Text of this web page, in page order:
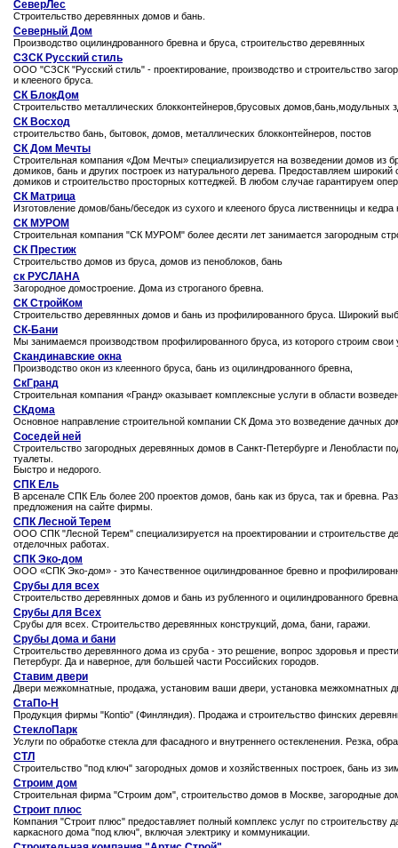
СеверЛес
Строительство деревянных домов и бань.
Северный Дом
Производство оцилиндрованного бревна и бруса, строительство деревянных
СЗСК Русский стиль
ООО "СЗСК "Русский стиль" - проектирование, производство и строительство
и клееного бруса.
СК БлокДом
Строительство металлических блокконтейнеров,брусовых домов,бань,модульных
СК Восход
строительство бань, бытовок, домов, металлических блокконтейнеров, постов
СК Дом Мечты
Строительная компания «Дом Мечты» специализируется на возведении домов
домиков, бань и других построек из натурального дерева. Предоставляем
домиков и строительство просторных коттеджей. В любом случае гарантируем
СК Матрица
Изготовление домов/бань/беседок из сухого и клееного бруса лиственницы и
СК МУРОМ
Строительная компания "СК МУРОМ" более десяти лет занимается загородным
СК Престиж
Строительство домов из бруса, домов из пеноблоков, бань
ск РУСЛАНА
Загородное домостроение. Дома из строганого бревна.
СК СтройКом
Строительство деревянных домов и бань из профилированного бруса. Широкий
СК-Бани
Мы занимаемся производством профилированного бруса, из которого строим свои
Скандинавские окна
Производство окон из клеенного бруса, бань из оцилиндрованного бревна,
СкГранд
Строительная компания «Гранд» оказывает комплексные услуги в области
СКдома
Основное направление строительной компании СК Дома это возведение дачных
Соседей ней
Строительство загородных деревянных домов в Санкт-Петербурге и Ленобласти
туалеты.
Быстро и недорого.
СПК Ель
В арсенале СПК Ель более 200 проектов домов, бань как из бруса, так и бревна.
предложения на сайте фирмы.
СПК Лесной Терем
ООО СПК "Лесной Терем" специализируется на проектировании и строительстве
отделочных работах.
СПК Эко-дом
ООО «СПК Эко-дом» - это Качественное оцилиндрованное бревно и
Срубы для всех
Строительство деревянных домов и бань из рубленного и оцилиндрованного
Срубы для Всех
Срубы для всех. Строительство деревянных конструкций, дома, бани, гаражи.
Срубы дома и бани
Строительство деревянного дома из сруба - это решение, вопрос здоровья и
Петербург. Да и наверное, для большей части Российских городов.
Ставим двери
Двери межкомнатные, продажа, установим ваши двери, установка межкомнатных
СтаПо-Н
Продукция фирмы "Кontio" (Финляндия). Продажа и строительство финских
СтеклоПарк
Услуги по обработке стекла для фасадного и внутреннего остекленения. Резка,
СТЛ
Строительство "под ключ" загородных домов и хозяйственных построек, бань из
Строим дом
Cтроительная фирма "Строим дом", строительство домов в Москве, загородные
Строит плюс
Компания "Строит плюс" предоставляет полный комплекс услуг по
каркасного дома "под ключ", включая электрику и коммуникации.